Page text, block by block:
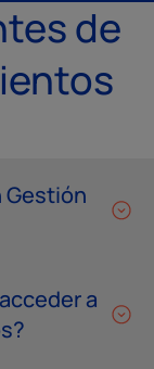
de
Gestión
a